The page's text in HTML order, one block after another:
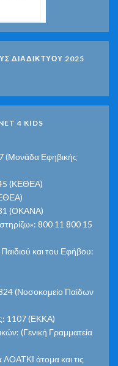
ΔΙΑΔΙΚΤΥΟΥ 2025
4 KIDS
(Μονάδα Εφηβικής
(ΚΕΘΕΑ)
(ΟΚΑΝΑ)
800 11 800 15
και του Εφήβου:
(Νοσοκομείο Παίδων
1107 (ΕΚΚΑ)
(Γενική Γραμματεία
άτομα και τις